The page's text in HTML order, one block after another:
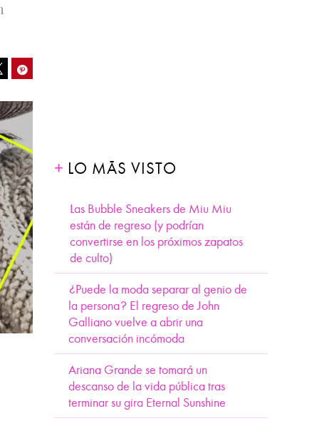
LO MÁS VISTO
Las Bubble Sneakers de Miu Miu
están de regreso (y podrían
convertirse en los próximos zapatos
de culto)
¿Puede la moda separar al genio de
la persona? El regreso de John
Galliano vuelve a abrir una
conversación incómoda
Ariana Grande se tomará un
descanso de la vida pública tras
terminar su gira Eternal Sunshine